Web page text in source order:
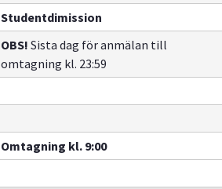
Studentdimission
OBS! Sista dag för anmälan till
omtagning kl. 23:59
Omtagning kl. 9:00